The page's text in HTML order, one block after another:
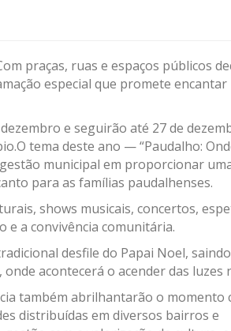
praças, ruas e espaços públicos
especial que promete encantar
e seguirão até 27 de
tema deste ano — “Paudalho:
municipal em proporcionar
para as famílias paudalhenses.
shows musicais, concertos,
e a convivência comunitária.
desfile do Papai Noel,
acontecerá o acender das luzes
também abrilhantarão o momento
distribuídas em diversos bairros e